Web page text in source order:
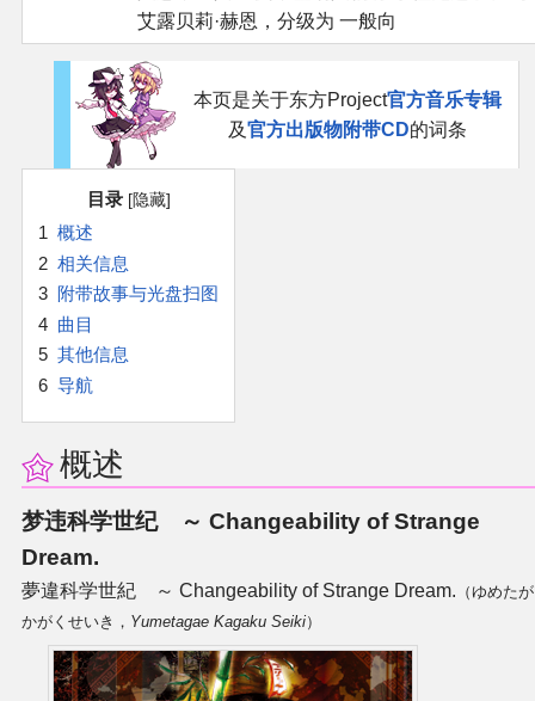
艾露贝莉·赫恩，分级为 一般向
本页是关于东方Project官方音乐专辑
及官方出版物附带CD的词条
目录
1 概述
2 相关信息
3 附带故事与光盘扫图
4 曲目
5 其他信息
6 导航
概述
梦违科学世纪 ～ Changeability of Strange
Dream.
夢違科学世紀 ～ Changeability of Strange Dream. （ゆめた
かがくせいき， Yumetagae Kagaku Seiki）
加入我们
官方作品
官方游戏
官方音乐
官方书籍
官方角色
公式资料
游戏攻略
东方相关活动
其他相关项目
二次创作与活动